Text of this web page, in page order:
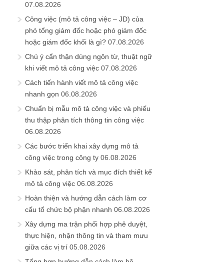
07.08.2026
Công việc (mô tả công việc – JD) của
phó tổng giám đốc hoặc phó giám đốc
hoặc giám đốc khối là gì? 07.08.2026
Chú ý cẩn thận dùng ngôn từ, thuật ngữ
khi viết mô tả công việc 07.08.2026
Cách tiến hành viết mô tả công việc
nhanh gọn 06.08.2026
Chuẩn bị mẫu mô tả công việc và phiếu
thu thập phân tích thông tin công việc
06.08.2026
Các bước triển khai xây dựng mô tả
công việc trong công ty 06.08.2026
Khảo sát, phân tích và mục đích thiết kế
mô tả công việc 06.08.2026
Hoàn thiện và hướng dẫn cách làm cơ
cấu tổ chức bộ phận nhanh 06.08.2026
Xây dựng ma trận phối hợp phê duyệt,
thực hiện, nhận thông tin và tham mưu
giữa các vị trí 05.08.2026